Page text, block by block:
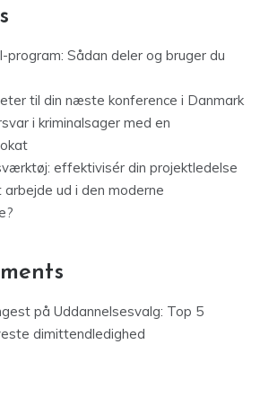
program: Sådan deler og bruger du
til din næste konference i Danmark
i kriminalsager med en
effektivisér din projektledelse
ud i den moderne
på Uddannelsesvalg: Top 5
dimittendledighed